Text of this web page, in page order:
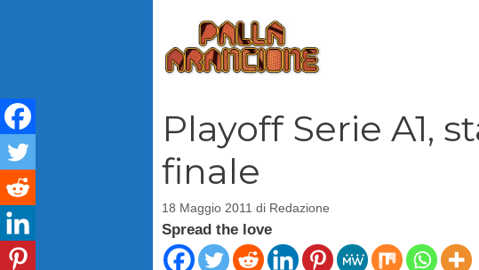
Playoff Serie A1,
finale
18 Maggio 2011 di Redazione
Spread the love